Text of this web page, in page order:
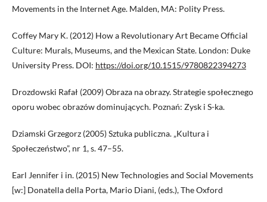
Movements in the Internet Age. Malden, MA: Polity Press.
Coffey Mary K. (2012) How a Revolutionary Art Became Official
Culture: Murals, Museums, and the Mexican State. London: Duke
University Press. DOI: https://doi.org/10.1515/9780822394273
Drozdowski Rafał (2009) Obraza na obrazy. Strategie społecznego
oporu wobec obrazów dominujących. Poznań: Zysk i S-ka.
Dziamski Grzegorz (2005) Sztuka publiczna. „Kultura i
Społeczeństwo”, nr 1, s. 47–55.
Earl Jennifer i in. (2015) New Technologies and Social Movements
[w:] Donatella della Porta, Mario Diani, (eds.), The Oxford